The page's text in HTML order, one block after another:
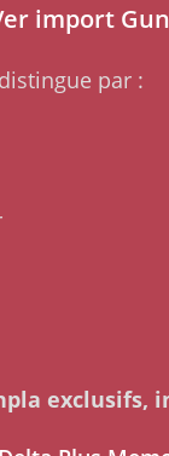
import
par :
exclusifs,